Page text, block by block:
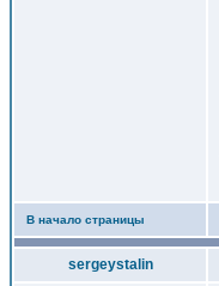
В начало страницы
sergeystalin